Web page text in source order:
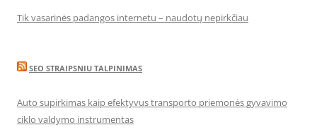
Tik vasarinės padangos internetu – naudotų nepirkčiau
SEO STRAIPSNIU TALPINIMAS
Auto supirkimas kaip efektyvus transporto priemonės gyvavimo
ciklo valdymo instrumentas